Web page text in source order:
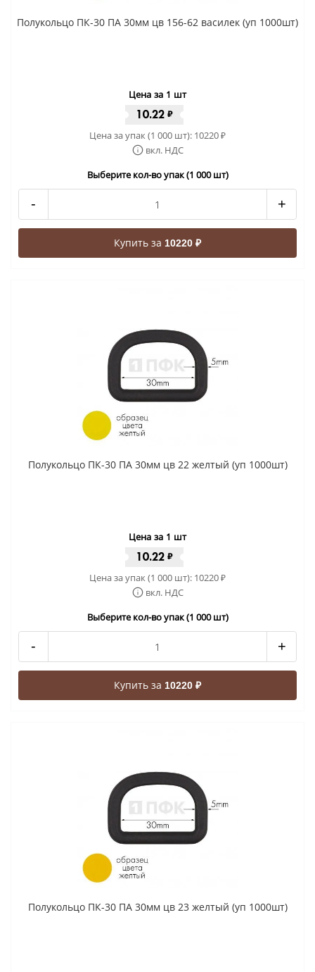
Полукольцо ПК-30 ПА 30мм цв 156-62 василек (уп 1000шт)
Цена за 1 шт
10.22 ₽
Цена за упак (1 000 шт): 10220₽
вкл. НДС
Выберите кол-во упак (1 000 шт)
- +
Купить за 10220 ₽
Полукольцо ПК-30 ПА 30мм цв 22 желтый (уп 1000шт)
Цена за 1 шт
10.22 ₽
Цена за упак (1 000 шт): 10220₽
вкл. НДС
Выберите кол-во упак (1 000 шт)
- +
Купить за 10220 ₽
Полукольцо ПК-30 ПА 30мм цв 23 желтый (уп 1000шт)